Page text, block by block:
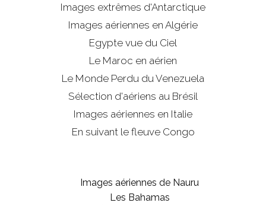
Images extrêmes d'Antarctique
Images aériennes en Algérie
Egypte vue du Ciel
Le Maroc en aérien
Le Monde Perdu du Venezuela
Sélection d'aériens au Brésil
Images aériennes en Italie
En suivant le fleuve Congo
Images aériennes de Nauru
Les Bahamas